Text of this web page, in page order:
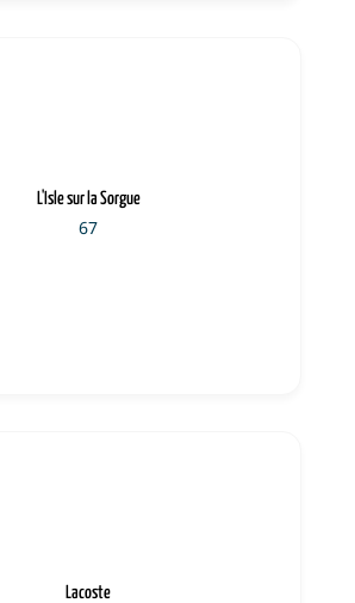
L'Isle sur la Sorgue
67
Lacoste